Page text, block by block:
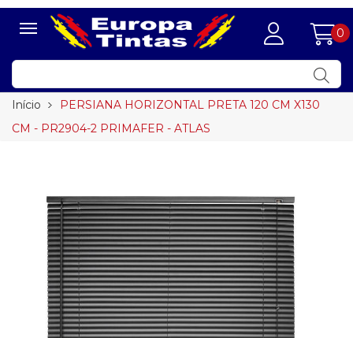
0
Início
PERSIANA HORIZONTAL PRETA 120 CM X130
CM - PR2904-2 PRIMAFER - ATLAS